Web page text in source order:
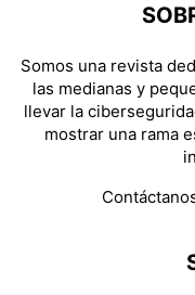
Somos una revista
las medianas y
llevar la
mostrar una rama